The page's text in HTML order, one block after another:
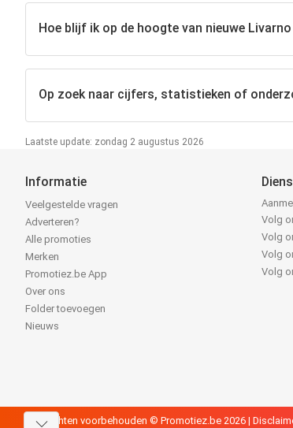
Hoe blijf ik op de hoogte van nieuwe
Op zoek naar cijfers, statistieken of
Laatste update: zondag 2 augustus 2026
Informatie
Veelgestelde vragen
Adverteren?
Alle promoties
Merken
Promotiez.be App
Over ons
Folder toevoegen
Nieuws
Volg
Volg
Volg
Volg
Alle rechten voorbehouden © Promotiez.be 2026 |